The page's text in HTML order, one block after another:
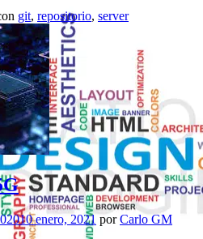
git, repositorio, server
10 enero, 2021 porCarlo GM